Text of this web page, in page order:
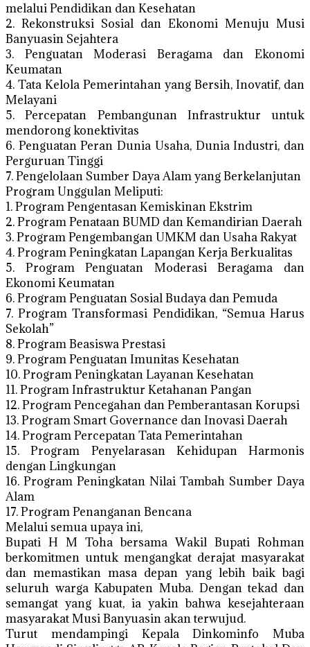
melalui Pendidikan dan Kesehatan
2. Rekonstruksi Sosial dan Ekonomi Menuju Musi
Banyuasin Sejahtera
3. Penguatan Moderasi Beragama dan Ekonomi
Keumatan
4. Tata Kelola Pemerintahan yang Bersih, Inovatif, dan
Melayani
5. Percepatan Pembangunan Infrastruktur untuk
mendorong konektivitas
6. Penguatan Peran Dunia Usaha, Dunia Industri, dan
Perguruan Tinggi
7. Pengelolaan Sumber Daya Alam yang Berkelanjutan
Program Unggulan Meliputi:
1. Program Pengentasan Kemiskinan Ekstrim
2. Program Penataan BUMD dan Kemandirian Daerah
3. Program Pengembangan UMKM dan Usaha Rakyat
4. Program Peningkatan Lapangan Kerja Berkualitas
5. Program Penguatan Moderasi Beragama dan
Ekonomi Keumatan
6. Program Penguatan Sosial Budaya dan Pemuda
7. Program Transformasi Pendidikan, “Semua Harus
Sekolah”
8. Program Beasiswa Prestasi
9. Program Penguatan Imunitas Kesehatan
10. Program Peningkatan Layanan Kesehatan
11. Program Infrastruktur Ketahanan Pangan
12. Program Pencegahan dan Pemberantasan Korupsi
13. Program Smart Governance dan Inovasi Daerah
14. Program Percepatan Tata Pemerintahan
15. Program Penyelarasan Kehidupan Harmonis
dengan Lingkungan
16. Program Peningkatan Nilai Tambah Sumber Daya
Alam
17. Program Penanganan Bencana
Melalui semua upaya ini,
Bupati H M Toha bersama Wakil Bupati Rohman
berkomitmen untuk mengangkat derajat masyarakat
dan memastikan masa depan yang lebih baik bagi
seluruh warga Kabupaten Muba. Dengan tekad dan
semangat yang kuat, ia yakin bahwa kesejahteraan
masyarakat Musi Banyuasin akan terwujud.
Turut mendampingi Kepala Dinkominfo Muba